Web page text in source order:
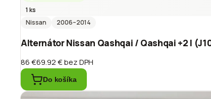
1 ks
Nissan
2006–2014
Alternátor Nissan Qashqai / Qashqai +2 I
86 €69.92 €bez DPH
Do košíka